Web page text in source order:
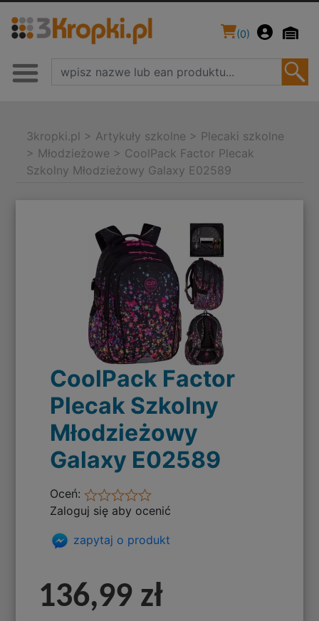
(0)
3kropki.pl > Artykuły szkolne > Plecaki szkolne
> Młodzieżowe > CoolPack Factor Plecak
Szkolny Młodzieżowy Galaxy E02589
CoolPack Factor
Plecak Szkolny
Młodzieżowy
Galaxy E02589
Oceń:
Zaloguj się aby ocenić
zapytaj o produkt
136,99 zł